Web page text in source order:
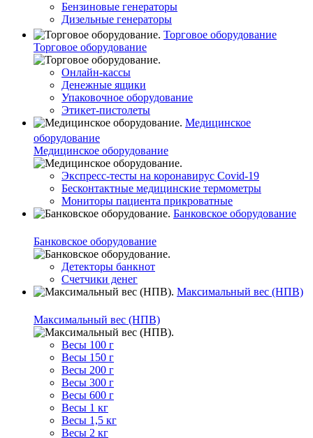
Бензиновые генераторы
Дизельные генераторы
Торговое оборудование
Торговое оборудование
Онлайн-кассы
Денежные ящики
Упаковочное оборудование
Этикет-пистолеты
Медицинское
оборудование
Медицинское оборудование
Экспресс-тесты на коронавирус Covid-19
Бесконтактные медицинские термометры
Мониторы пациента прикроватные
Банковское оборудование
Банковское оборудование
Детекторы банкнот
Счетчики денег
Максимальный вес (НПВ)
Максимальный вес (НПВ)
Весы 100 г
Весы 150 г
Весы 200 г
Весы 300 г
Весы 600 г
Весы 1 кг
Весы 1,5 кг
Весы 2 кг